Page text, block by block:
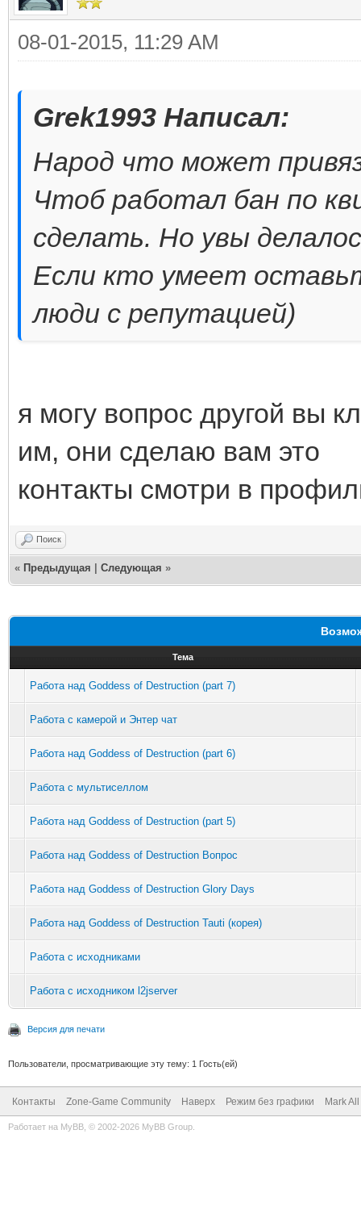
08-01-2015, 11:29 AM
Grek1993 Написал:
Народ что может
Чтоб работал бан по
сделать. Но увы
Если кто умеет
люди с репутацией)
я могу вопрос другой вы
им, они сделаю вам это
контакты смотри в
Поиск
« Предыдущая Следующая »
Тема
Работа над Goddess of Destruction (part 7)
Работа с камерой и Энтер чат
Работа над Goddess of Destruction (part 6)
Работа с мультиселлом
Работа над Goddess of Destruction (part 5)
Работа над Goddess of Destruction Вопрос
Работа над Goddess of Destruction Glory Days
Работа над Goddess of Destruction Tauti (корея)
Работа с исходниками
Работа с исходником l2jserver
Версия для печати
Пользователи, просматривающие эту тему: 1 Гость(ей)
Контакты Zone-Game Community Наверх Режим без графики Mark
Работает на MyBB , © 2002-2026 MyBB Group